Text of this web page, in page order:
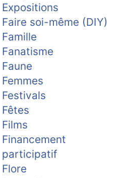
Expositions
Faire soi-même (DIY)
Famille
Fanatisme
Faune
Femmes
Festivals
Fêtes
Films
Financement
participatif
Flore